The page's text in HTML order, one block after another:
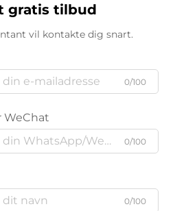
gratis tilbud
vil kontakte dig snart.
0/100
WeChat
0/100
0/100